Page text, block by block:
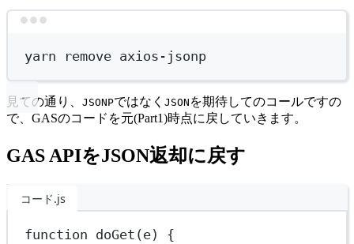
yarn remove axios-jsonp
見ての通り、 JSONPではなく JSON を期待してのコールですの
で、GASのコードを元(Part1)時点に戻していきます。
GAS APIをJSON返却に戻す
コード.js
function doGet (e) {